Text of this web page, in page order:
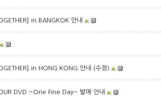
in BANGKOK 안내
in HONG KONG 안내 (수정)
DVD ~One Fine Day~ 발매 안내